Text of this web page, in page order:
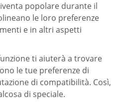
popolare durante il
le loro preferenze
e in altri aspetti
ti aiuterà a trovare
le tue preferenze di
di compatibilità. Così,
di speciale.